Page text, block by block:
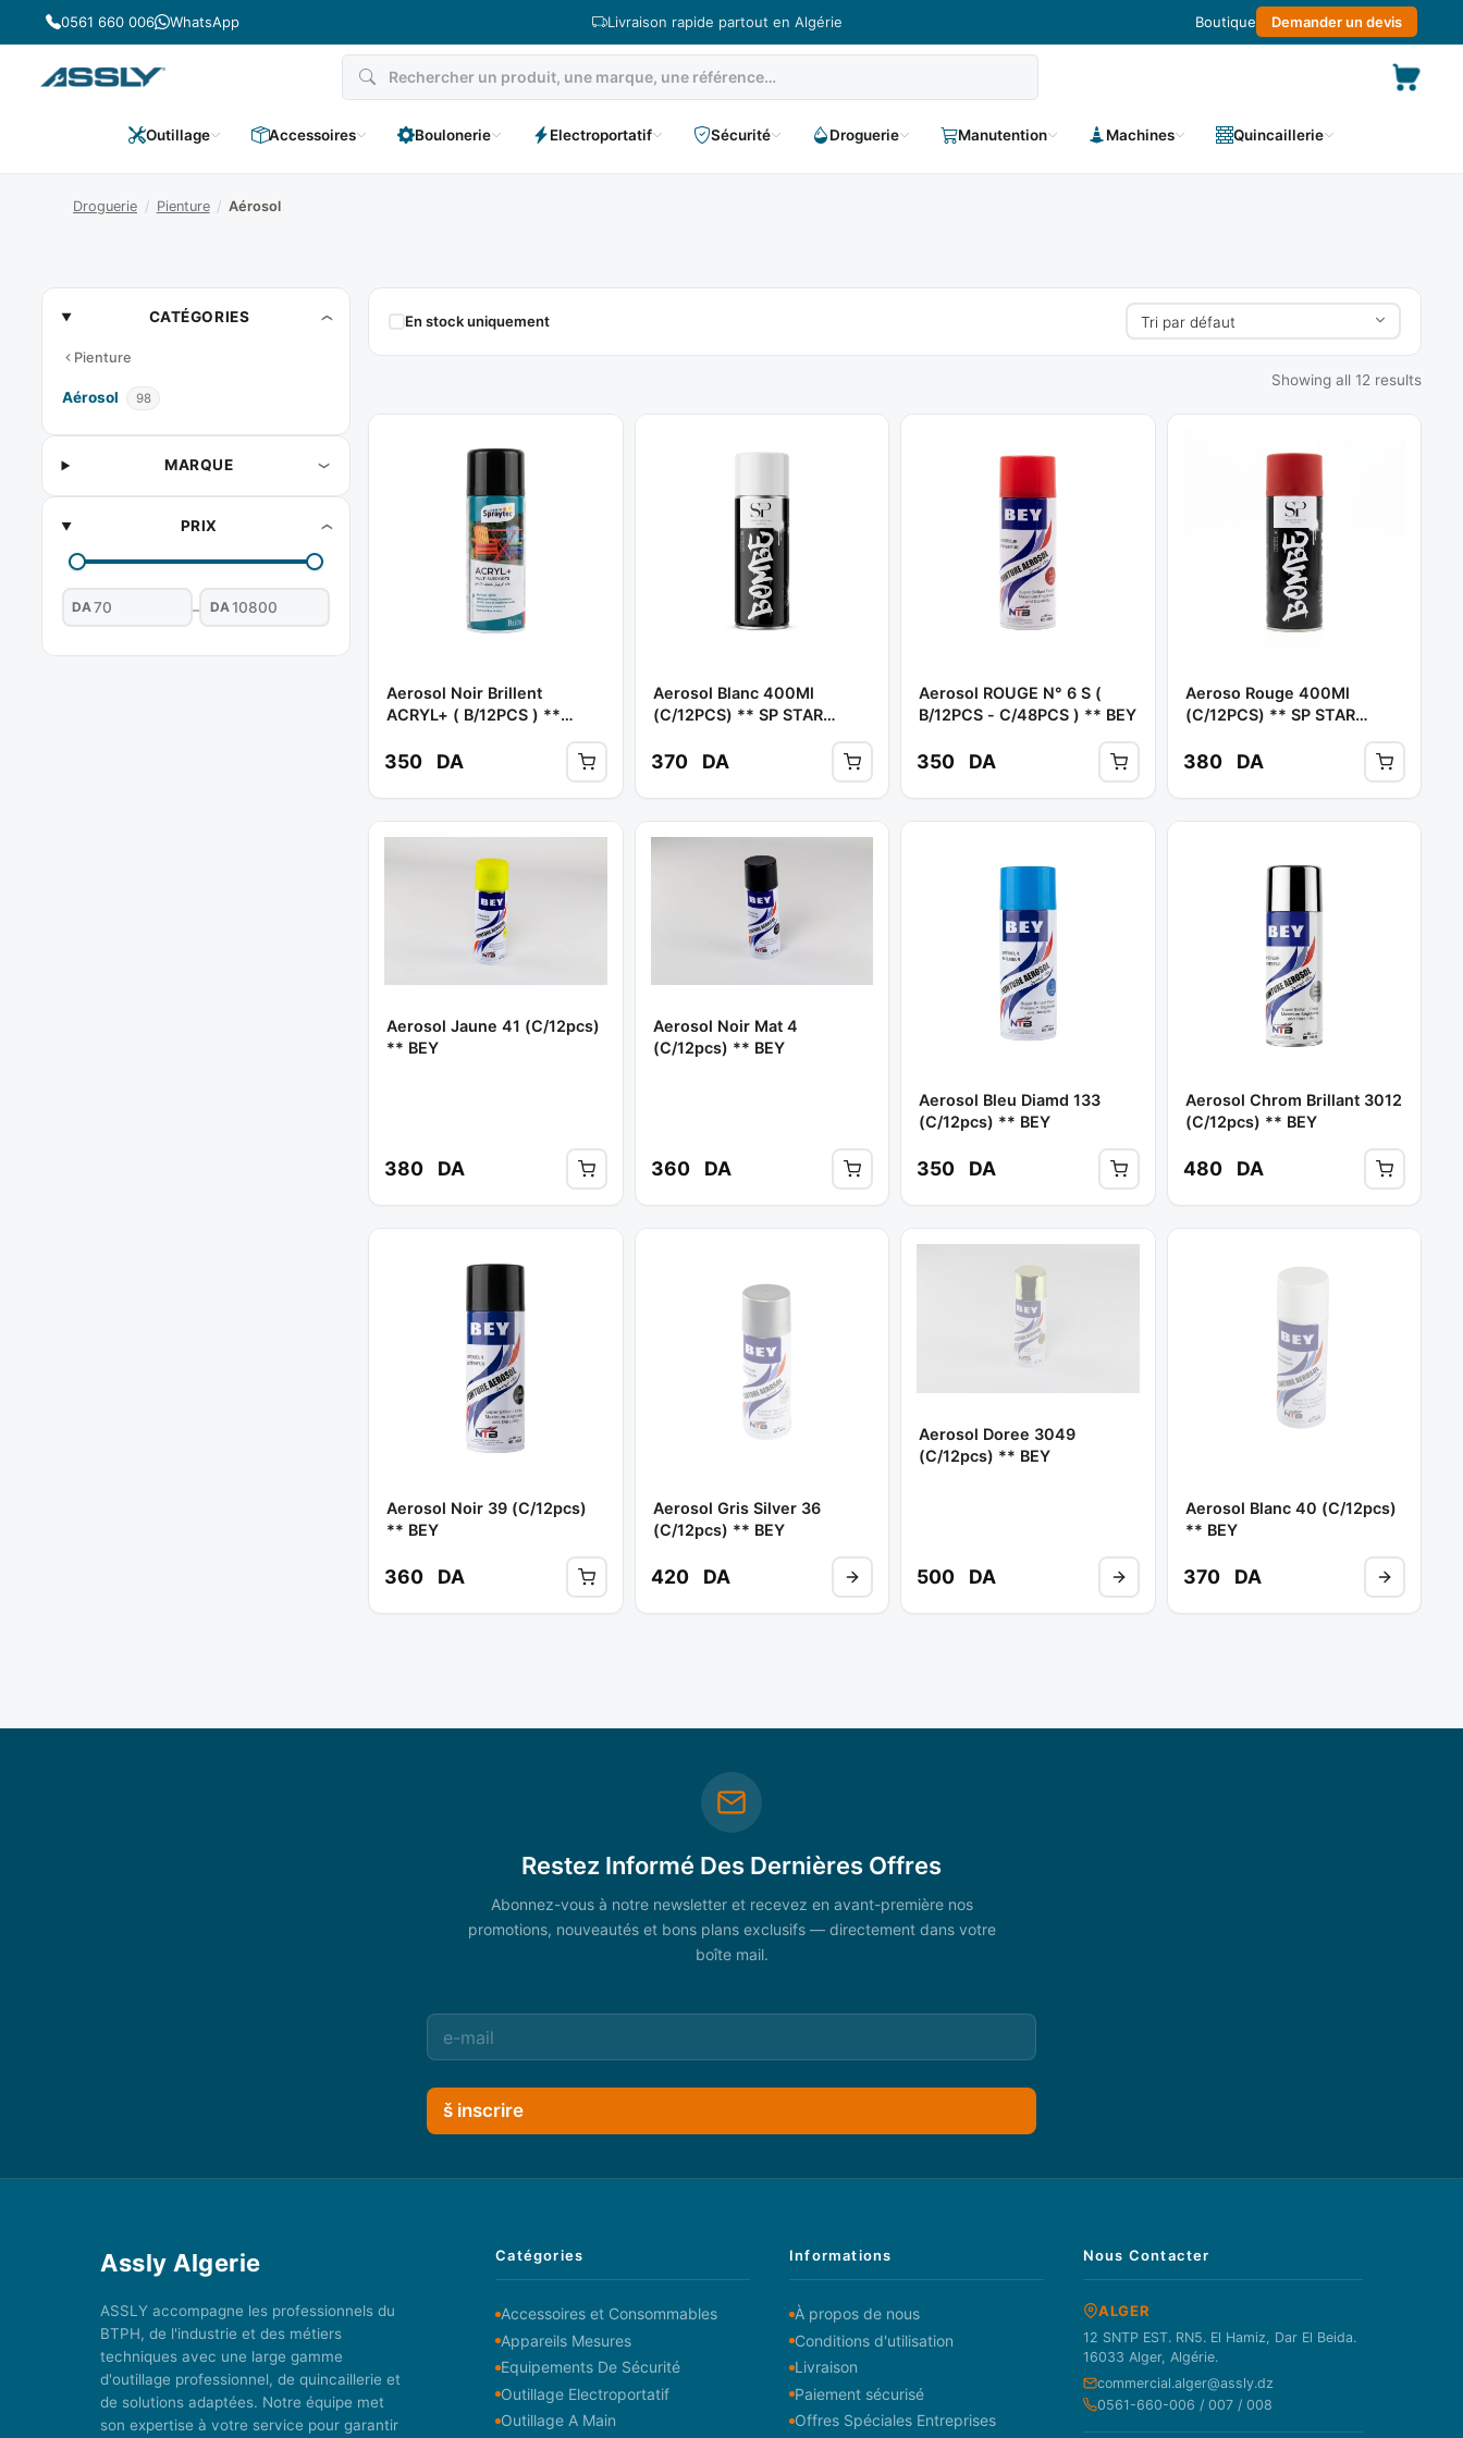
Passer
au
contenu
0561 660 006 WhatsApp Livraison rapide partout en Algérie Boutique Demander un devis
Outillage Accessoires Boulonerie Electroportatif Sécurité Droguerie Manutention Machines Quincaillerie
Droguerie / Pienture / Aérosol
AérosolCATÉGORIES
Pienture
Aérosol 98
MARQUE
PRIX
DA – DA
En stock uniquement
Showing all 12 results
Aerosol Noir Brillent
ACRYL+ ( B/12PCS ) **
350 DA
Aerosol Blanc 400Ml
(C/12PCS) ** SP STAR
370 DA
Aerosol ROUGE N° 6 S (
B/12PCS - C/48PCS ) ** BEY
350 DA
Aeroso Rouge 400Ml
(C/12PCS) ** SP STAR
380 DA
Aerosol Jaune 41 (c/12pcs)
** BEY
380 DA
Aerosol Noir Mat 4
(c/12pcs) ** BEY
360 DA
Aerosol Bleu Diamd 133
(c/12pcs) ** BEY
350 DA
Aerosol Chrom Brillant 3012
(c/12pcs) ** BEY
480 DA
Aerosol Noir 39 (c/12pcs)
** BEY
360 DA
Aerosol Gris Silver 36
(c/12pcs) ** BEY
420 DA
Aerosol Doree 3049
(c/12pcs) ** BEY
500 DA
Aerosol Blanc 40 (c/12pcs)
** BEY
370 DA
Restez Informé Des Dernières Offres
Abonnez-vous à notre newsletter et recevez en avant-première nos
promotions, nouveautés et bons plans exclusifs — directement dans votre
boîte mail.
š inscrire
Assly Algerie
ASSLY accompagne les professionnels du
BTPH, de l'industrie et des métiers
techniques avec une large gamme
d'outillage professionnel, de quincaillerie et
de solutions adaptées. Notre équipe met
son expertise à votre service pour garantir
Catégories
Accessoires et Consommables
Appareils Mesures
Equipements De Sécurité
Outillage Electroportatif
Outillage A Main
Informations
À propos de nous
Conditions d'utilisation
Livraison
Paiement sécurisé
Offres Spéciales Entreprises
Nous Contacter
ALGER
12 SNTP EST. RN5. El Hamiz, Dar El Beida.
16033 Alger, Algérie.
commercial.alger@assly.dz
0561-660-006 / 007 / 008